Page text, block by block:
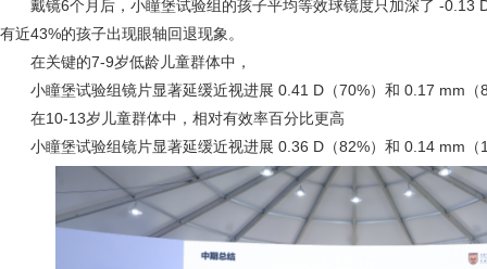
戴镜6个月后，小瞳堡试验组的孩子平均等效球镜度只加深了 -0.13
有近43%的孩子出现眼轴回退现象。
在关键的7-9岁低龄儿童群体中，
小瞳堡试验组镜片显著延缓近视进展 0.41 D（70%）和 0.17 mm（
在10-13岁儿童群体中，相对有效率百分比更高
小瞳堡试验组镜片显著延缓近视进展 0.36 D（82%）和 0.14 mm（